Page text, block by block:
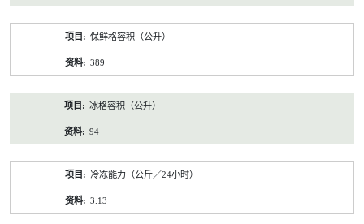
保鲜格容积（公升）
389
冰格容积（公升）
94
冷冻能力（公斤／24小时）
3.13